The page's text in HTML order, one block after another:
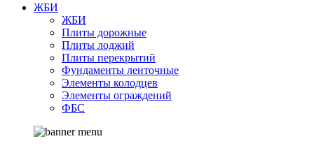
ЖБИ
ЖБИ
Плиты дорожные
Плиты лоджий
Плиты перекрытий
Фундаменты ленточные
Элементы колодцев
Элементы ограждений
ФБС